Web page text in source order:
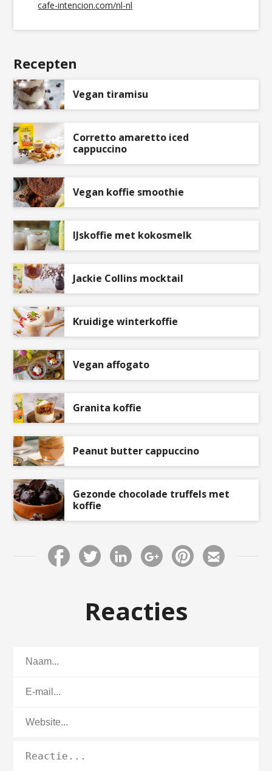
cafe-intencion.com/nl-nl
Recepten
Vegan tiramisu
Corretto amaretto iced
cappuccino
Vegan koffie smoothie
IJskoffie met kokosmelk
Jackie Collins mocktail
Kruidige winterkoffie
Vegan affogato
Granita koffie
Peanut butter cappuccino
Gezonde chocolade truffels met
koffie
Reacties